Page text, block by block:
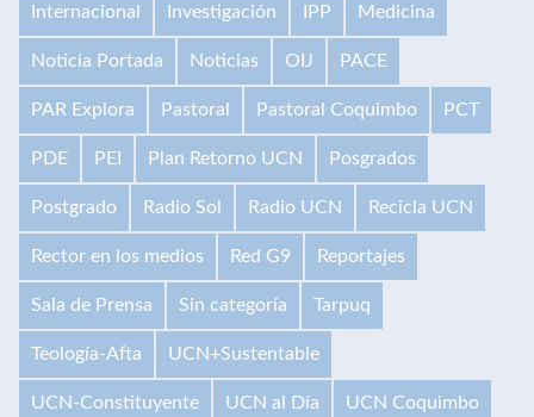
Internacional Investigación IPP Medicina
Noticia Portada Noticias OIJ PACE
PAR Explora Pastoral Pastoral Coquimbo PCT
PDE PEI Plan Retorno UCN Posgrados
Postgrado Radio Sol Radio UCN Recicla UCN
Rector en los medios Red G9 Reportajes
Sala de Prensa Sin categoría Tarpuq
Teología-Afta UCN+Sustentable
UCN-Constituyente UCN al Día UCN Coquimbo